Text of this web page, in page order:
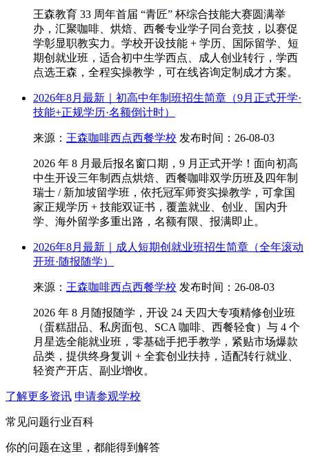
王森教育 33 周年首届 “青匠” 杯综合技能大赛圆满举
办，汇聚咖啡、烘焙、西餐专业学子同台竞技，以赛促
学彰显职教实力。学校开设技能 + 学历、国际留学、短
期创就业班，适合初中生学西点、成人创业转行，学西
点选王森，全程实操教学，可在线咨询定制成才方案。
2026年8月最新｜初高中年制班招生简章（9月正式开学·
技能+正规学历·名额倒计时）
来源： 王森咖啡西点西餐学校 发布时间：26-08-03
2026 年 8 月最后报名窗口期，9 月正式开学！面向初高
中生开设三年制西点烘焙、西餐咖啡双学历班及四年制
瑞士 / 新加坡留学班，依托冠军师资实操教学，可拿国
家正规学历 + 技能双证书，覆盖就业、创业、国内升
学、海外留学多重出路，名额有限、报满即止。
2026年8月最新｜成人短期创就业班招生简章（全年滚动
开班·随报随学）
来源： 王森咖啡西点西餐学校 发布时间：26-08-03
2026 年 8 月随报随学，开设 24 天四大专项精修创业班
（蛋糕甜品、私房面包、SCA 咖啡、西餐轻食）与 4 个
月星选全能就业班，零基础手把手教学，紧贴市场爆款
品类，提供终身复训 + 全套创业扶持，适配转行就业、
轻资产开店、副业增收。
了解更多资讯 申请参观学校
常见问题行业百科
你的问题在这里，都能得到解答